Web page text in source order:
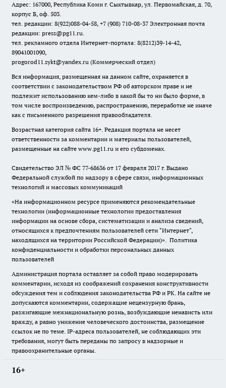
Адрес: 167000, Республика Коми г. Сыктывкар, ул. Первомайская, д. 70,
корпус Б, оф. 503.
тел. редакции: 8(922)088-04-58, +7 (908) 710-08-37 Электронная почта
редакции: press@pg11.ru.
тел. рекламного отдела Интернет-портала: 8(8212)39-14-42,
89041001090,
progorod11.sykt@yandex.ru (Коммерческий отдел)
Вся информация, размещенная на данном сайте, охраняется в
соответствии с законодательством РФ об авторском праве и не
подлежит использованию кем-либо в какой бы то ни было форме, в
том числе воспроизведению, распространению, переработке не иначе
как с письменного разрешения правообладателя.
Возрастная категория сайта 16+. Редакция портала не несет
ответственности за комментарии и материалы пользователей,
размещенные на сайте www.pg11.ru и его субдоменах.
Свидетельство ЭЛ № ФС 77-68636 от 17 февраля 2017 г. Выдано
Федеральной службой по надзору в сфере связи, информационных
технологий и массовых коммуникаций
«На информационном ресурсе применяются рекомендательные
технологии (информационные технологии предоставления
информации на основе сбора, систематизации и анализа сведений,
относящихся к предпочтениям пользователей сети "Интернет",
находящихся на территории Российской Федерации)». Политика
конфиденциальности и обработки персональных данных
пользователей
Администрация портала оставляет за собой право модерировать
комментарии, исходя из соображений сохранения конструктивности
обсуждения тем и соблюдения законодательства РФ и РК. На сайте не
допускаются комментарии, содержащие нецензурную брань,
разжигающие межнациональную рознь, возбуждающие ненависть или
вражду, а равно унижение человеческого достоинства, размещение
ссылок не по теме. IP-адреса пользователей, не соблюдающих эти
требования, могут быть переданы по запросу в надзорные и
правоохранительные органы.
16+